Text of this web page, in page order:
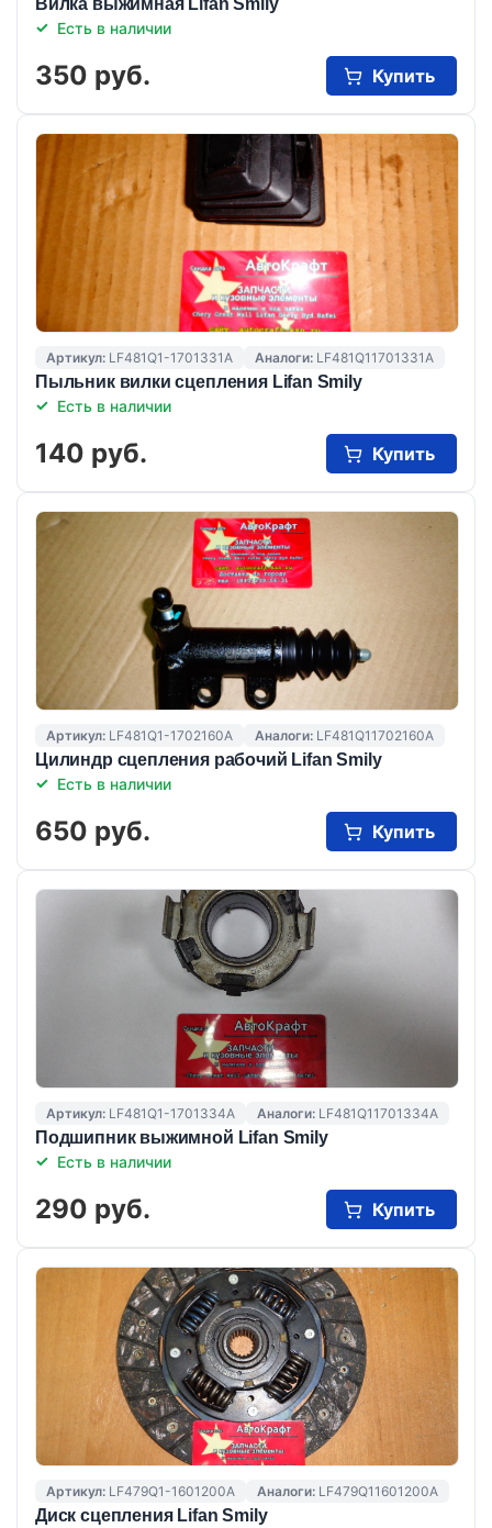
Есть в наличии
350 руб. Купить
Артикул: LF481Q1-1701331A Аналоги: LF481Q11701331A
Пыльник вилки сцепления Lifan Smily
Есть в наличии
140 руб. Купить
Артикул: LF481Q1-1702160A Аналоги: LF481Q11702160A
Цилиндр сцепления рабочий Lifan Smily
Есть в наличии
650 руб. Купить
Артикул: LF481Q1-1701334A Аналоги: LF481Q11701334A
Подшипник выжимной Lifan Smily
Есть в наличии
290 руб. Купить
Артикул: LF479Q1-1601200A Аналоги: LF479Q11601200A
Диск сцепления Lifan Smily